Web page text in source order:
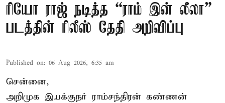
ரியோ ராஜ் நடித்த “ராம் இன் லீலா”
படத்தின் ரிலீஸ் தேதி அறிவிப்பு
Published on: 06 Aug 2026, 6:35 am
சென்னை,
அறிமுக இயக்குநர் ராம்சந்திரன் கண்ணன்